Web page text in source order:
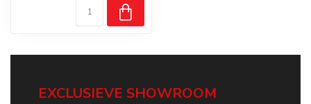
EXCLUSIEVE SHOWROOM